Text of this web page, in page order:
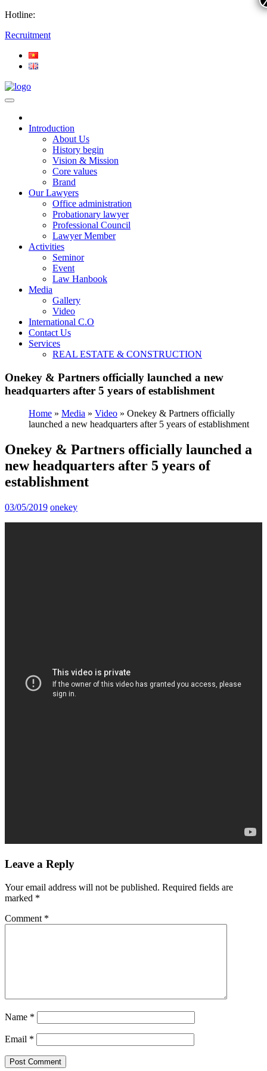
Hotline:
Recruitment
Introduction
About Us
History begin
Vision & Mission
Core values
Brand
Our Lawyers
Office administration
Probationary lawyer
Professional Council
Lawyer Member
Activities
Seminor
Event
Law Hanbook
Media
Gallery
Video
International C.O
Contact Us
Services
REAL ESTATE & CONSTRUCTION
Onekey & Partners officially launched a new
headquarters after 5 years of establishment
Home » Media » Video » Onekey & Partners officially
launched a new headquarters after 5 years of establishment
Onekey & Partners officially launched a
new headquarters after 5 years of
establishment
03/05/2019 onekey
Leave a Reply
Your email address will not be published. Required fields are
marked *
Comment *
Name *
Email *